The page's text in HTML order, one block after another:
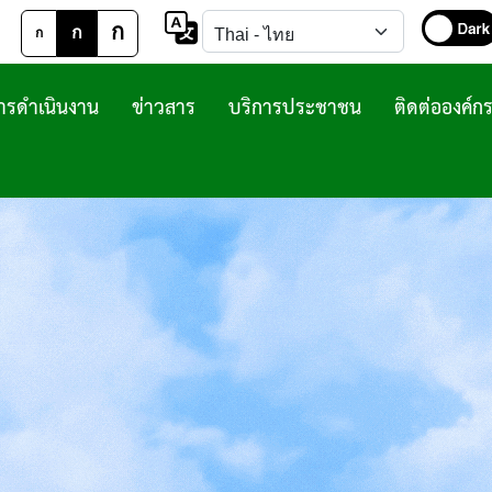
ก ก ก
ติดต่อองค์กร
บริการประชาชน
ข่าวสาร
ดำเนินงาน